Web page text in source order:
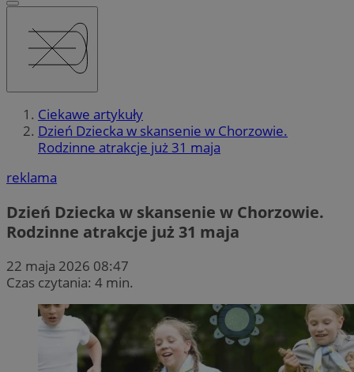
Ciekawe artykuły
Dzień Dziecka w skansenie w Chorzowie.
Rodzinne atrakcje już 31 maja
reklama
Dzień Dziecka w skansenie w Chorzowie.
Rodzinne atrakcje już 31 maja
22 maja 2026 08:47
Czas czytania: 4 min.